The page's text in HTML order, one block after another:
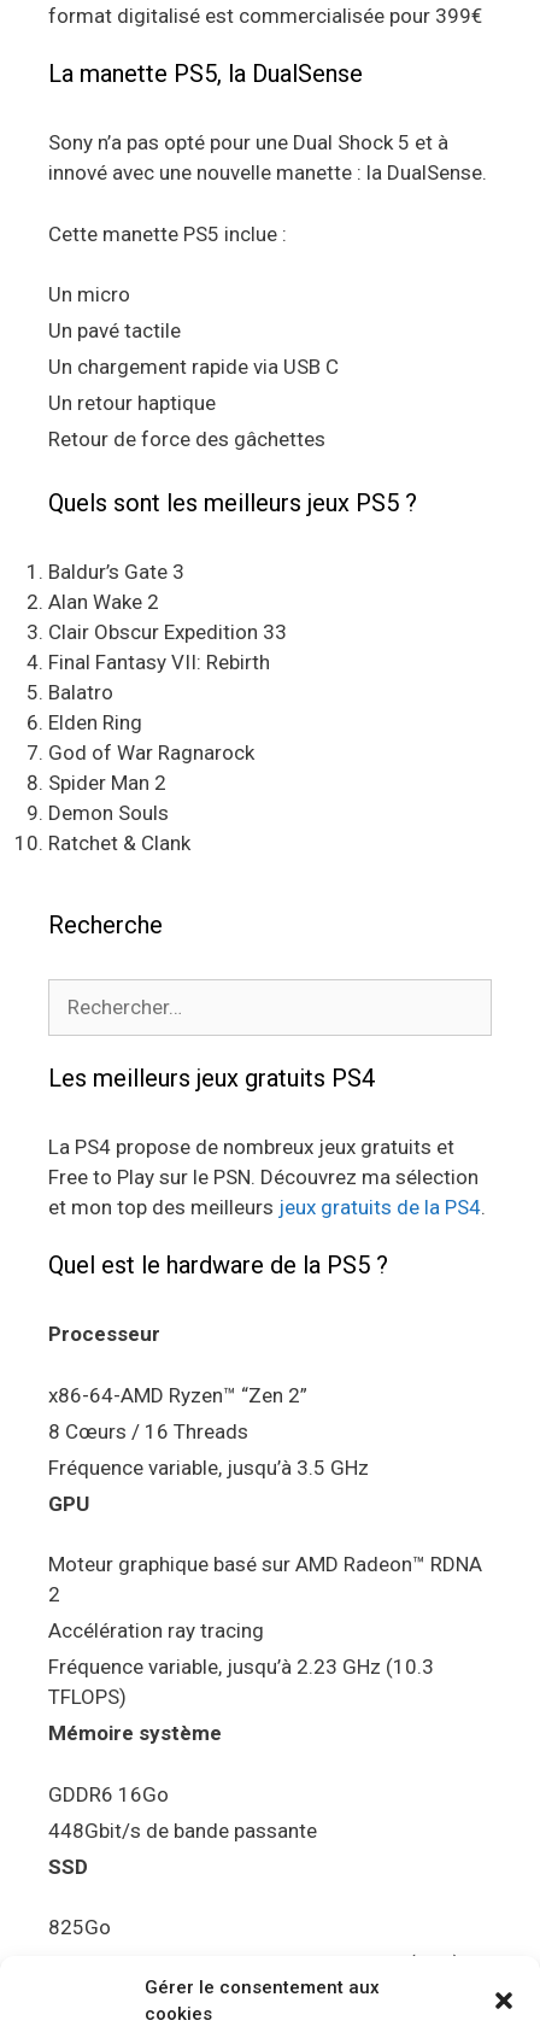
Gérer le consentement aux
cookies
format digitalisé est commercialisée pour 399€
La manette PS5, la DualSense
Sony n’a pas opté pour une Dual Shock 5 et à
innové avec une nouvelle manette : la DualSense.
Cette manette PS5 inclue :
Un micro
Un pavé tactile
Un chargement rapide via USB C
Un retour haptique
Retour de force des gâchettes
Quels sont les meilleurs jeux PS5 ?
Baldur’s Gate 3
Alan Wake 2
Clair Obscur Expedition 33
Final Fantasy VII: Rebirth
Balatro
Elden Ring
God of War Ragnarock
Spider Man 2
Demon Souls
Ratchet & Clank
Recherche
Les meilleurs jeux gratuits PS4
La PS4 propose de nombreux jeux gratuits et
Free to Play sur le PSN. Découvrez ma sélection
et mon top des meilleurs jeux gratuits de la PS4.
Quel est le hardware de la PS5 ?
Processeur
x86-64-AMD Ryzen™ “Zen 2”
8 Cœurs / 16 Threads
Fréquence variable, jusqu’à 3.5 GHz
GPU
Moteur graphique basé sur AMD Radeon™ RDNA
2
Accélération ray tracing
Fréquence variable, jusqu’à 2.23 GHz (10.3
TFLOPS)
Mémoire système
GDDR6 16Go
448Gbit/s de bande passante
SSD
825Go
5.5Gbit/s de bande passante en lecture (Brut)
Disque de jeu PS5